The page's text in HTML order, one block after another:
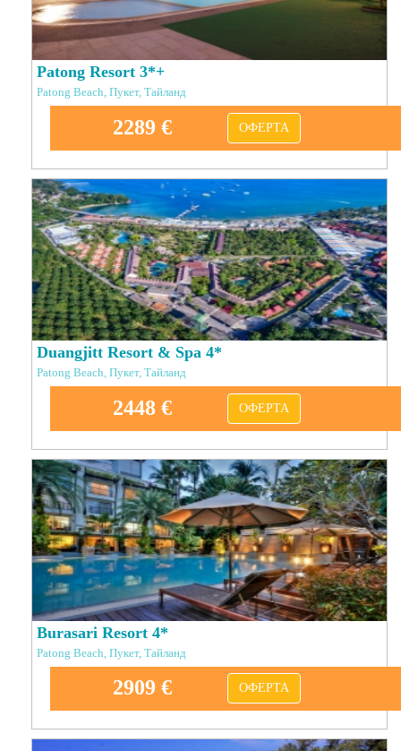
Patong Resort 3*+
Patong Beach, Пукет, Тайланд
2289 € ОФЕРТА
Duangjitt Resort & Spa 4*
Patong Beach, Пукет, Тайланд
2448 € ОФЕРТА
Burasari Resort 4*
Patong Beach, Пукет, Тайланд
2909 € ОФЕРТА